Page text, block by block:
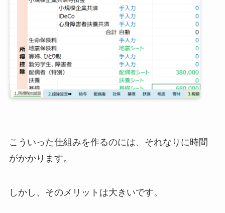
こういった仕組みを作るのには、それなりに時間
がかかります。
しかし、そのメリットは大きいです。